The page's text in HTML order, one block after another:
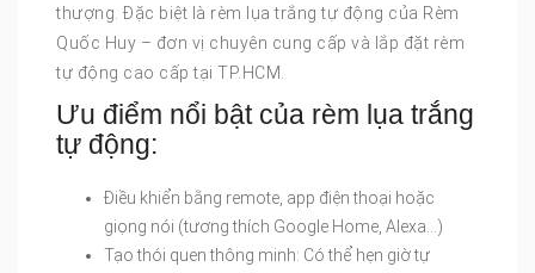
thượng. Đặc biệt là rèm lụa trắng tự động của Rèm
Quốc Huy – đơn vị chuyên cung cấp và lắp đặt rèm
tự động cao cấp tại TP.HCM.
Ưu điểm nổi bật của rèm lụa trắng
tự động:
Điều khiển bằng remote, app điện thoại hoặc
giọng nói (tương thích Google Home, Alexa…)
Tạo thói quen thông minh: Có thể hẹn giờ tự